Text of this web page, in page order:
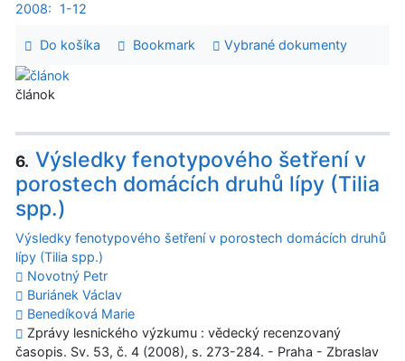
2008: 1-12
Do košíka Bookmark Vybrané dokumenty
článok
6. Výsledky fenotypového šetření v
porostech domácích druhů lípy (Tilia
spp.)
Výsledky fenotypového šetření v porostech domácích druhů
lípy (Tilia spp.)
Novotný Petr
Buriánek Václav
Benedíková Marie
Zprávy lesnického výzkumu : vědecký recenzovaný
časopis. Sv. 53, č. 4 (2008), s. 273-284. - Praha - Zbraslav